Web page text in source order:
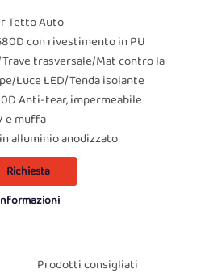
Tetto Auto
con rivestimento in PU
trasversale/Mat contro la
Luce LED/Tenda isolante
Anti-tear, impermeabile
e muffa
alluminio anodizzato
Richiesta
Prodotti consigliati